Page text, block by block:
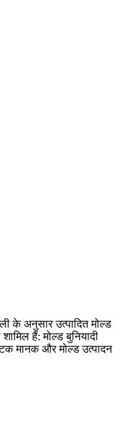
के अनुसार उत्पादित मोल्ड
हैं: मोल्ड बुनियादी
मानक और मोल्ड उत्पादन